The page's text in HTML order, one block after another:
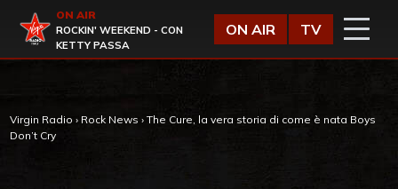
Virgin Radio
ON AIR
ROCKIN' WEEKEND - CON
KETTY PASSA
ON AIR TV
Virgin Radio › Rock News › The Cure, la vera storia di come è nata Boys
Don’t Cry